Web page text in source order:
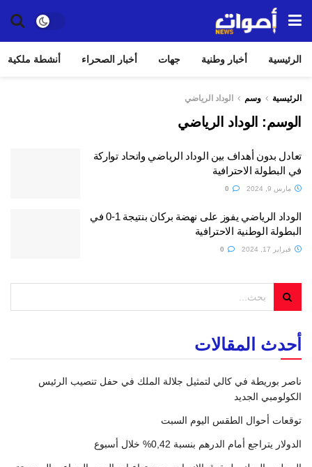
الرئيسية أخبار وطنية جهات أخبار الصحراء أنشطة ملكية
الرئيسية وسم الوداد الرياضي
الوسم: الوداد الرياضي
تعادل بدون أهداف بين الوداد الرياضي واتحاد تواركة
في البطولة الاحترافية
مارس 9, 2024
الوداد الرياضي يفوز على نهضة بركان بنتيجة 1-0 في
البطولة الوطنية الاحترافية
فبراير 17, 2024
أحدث المقالات
ناصر بوريطة في كالي لتمثيل جلالة الملك في حفل تنصيب الرئيس
الكولومبي الجديد
توقعات أحوال الطقس اليوم السبت
الدولار يتراجع أمام الدرهم بنسبة 0,42% خلال أسبوع